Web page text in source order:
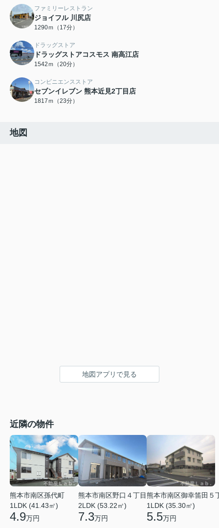
ファミリーレストラン
ジョイフル 川尻店
1290ｍ（17分）
ドラッグストア
ドラッグストアコスモス 南高江店
1542ｍ（20分）
コンビニエンスストア
セブンイレブン 熊本近見2丁目店
1817ｍ（23分）
地図
地図アプリで見る
近隣の物件
熊本市南区孫代町
1LDK (41.43㎡)
4.9万円
熊本市南区野口４丁目
2LDK (53.22㎡)
7.3万円
熊本市南区御幸笛田５
1LDK (35.30㎡)
5.5万円